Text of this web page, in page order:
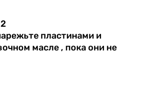
пластинами и
масле , пока они не